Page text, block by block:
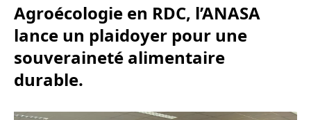
Agroécologie en RDC, l’ANASA
lance un plaidoyer pour une
souveraineté alimentaire
durable.